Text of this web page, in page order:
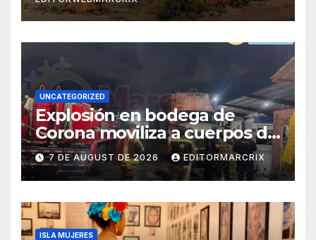
UNCATEGORIZED
Explosión en bodega de
Corona moviliza a cuerpos de
emergencia en Cancún
7 DE AUGUST DE 2026 EDITORMARCRIX
ISLA MUJERES